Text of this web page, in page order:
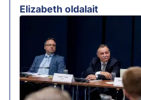
Elizabeth oldalait